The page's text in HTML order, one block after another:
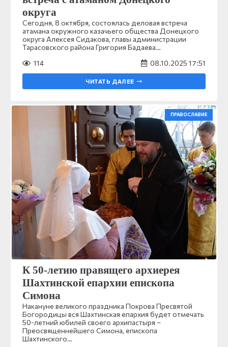
округа
Сегодня, 8 октября, состоялась деловая встреча
атамана окружного казачьего общества Донецкого
округа Алексея Сидакова, главы администрации
Тарасовского района Григория Бадаева…
114
08.10.2025 17:51
ЧИТАТЬ ДАЛЕЕ
ПРАВОСЛАВИЕ
К 50-летию правящего архиерея
Шахтинской епархии епископа
Симона
Накануне великого праздника Покрова Пресвятой
Богородицы вся Шахтинская епархия будет отмечать
50-летний юбилей своего архипастыря –
Преосвященнейшего Симона, епископа
Шахтинского…